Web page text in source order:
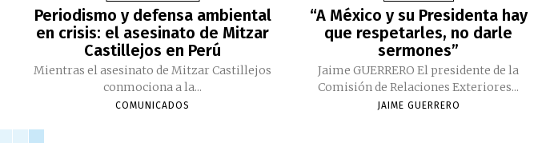
Periodismo y defensa ambiental
en crisis: el asesinato de Mitzar
Castillejos en Perú
Mientras el asesinato de Mitzar Castillejos
conmociona a la...
COMUNICADOS
“A México y su Presidenta hay
que respetarles, no darle
sermones”
Jaime GUERRERO El presidente de la
Comisión de Relaciones Exteriores...
JAIME GUERRERO